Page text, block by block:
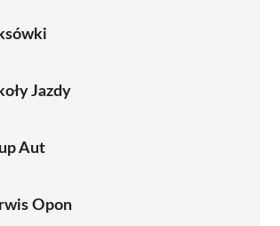
Jazdy
Aut
Opon